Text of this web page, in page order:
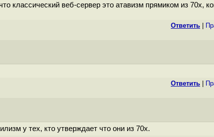
веб-сервер это атавизм прямиком из 70х,
Ответить
Ответить
у тех, кто утверждает что они из 70х.